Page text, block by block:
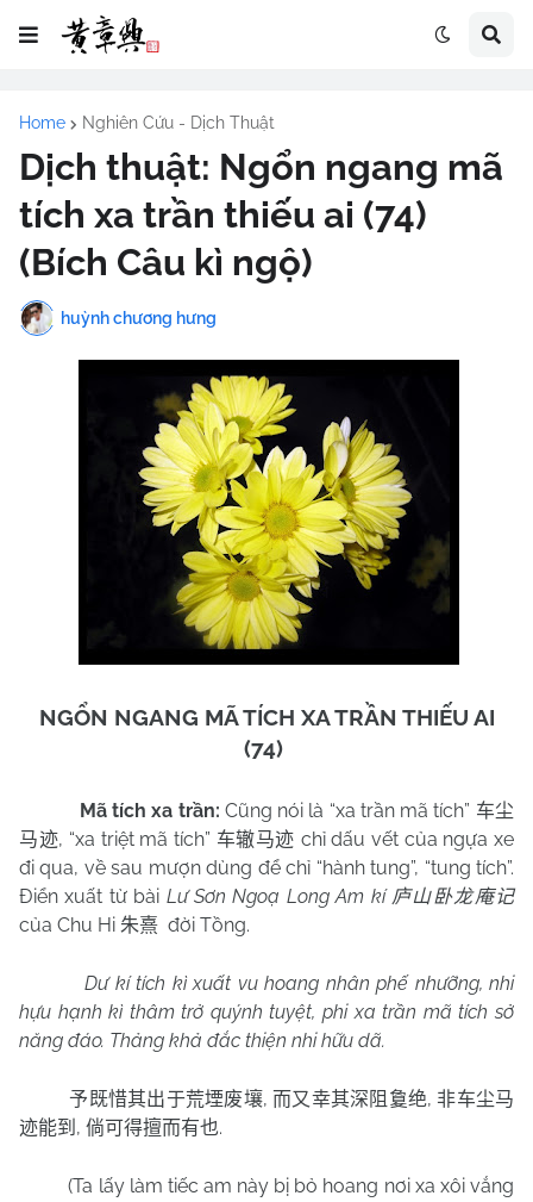
Home Nghiên Cứu - Dịch Thuật
Dịch thuật: Ngổn ngang mã
tích xa trần thiếu ai (74)
(Bích Câu kì ngộ)
huỳnh chương hưng
NGỔN NGANG MÃ TÍCH XA TRẦN THIẾU AI
(74)
Mã tích xa trần: Cũng nói là “xa trần mã tích” 车尘
马迹, “xa triệt mã tích” 车辙马迹 chỉ dấu vết của ngựa xe
đi qua, về sau mượn dùng để chỉ “hành tung”, “tung tích”.
Điển xuất từ bài Lư Sơn Ngoạ Long Am kí 庐山卧龙庵记
của Chu Hi 朱熹 đời Tồng.
Dư kí tích kì xuất vu hoang nhân phế nhưỡng, nhi
hựu hạnh kì thâm trở quýnh tuyệt, phi xa trần mã tích sở
năng đáo. Thảng khả đắc thiện nhi hữu dã.
予既惜其出于荒堙废壤,而又幸其深阻敻绝, 非车尘马
迹能到 , 倘可得擅而有也.
(Ta lấy làm tiếc am này bị bỏ hoang nơi xa xôi vắng